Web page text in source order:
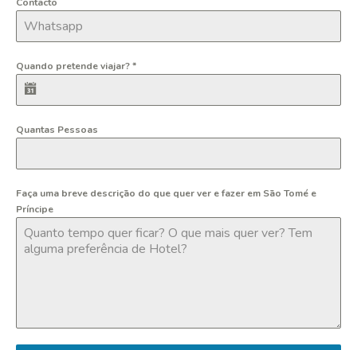
Quando pretende viajar?*
Quantas Pessoas
Faça uma breve descrição do que quer ver e fazer em São Tomé e
Príncipe